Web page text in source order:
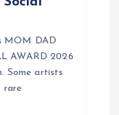
MOM DAD
AWARD 2026
Some artists
rare